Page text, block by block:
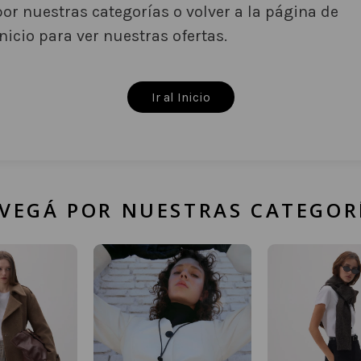
nuestras categorías o volver a la página de
para ver nuestras ofertas.
Ir al Inicio
POR NUESTRAS